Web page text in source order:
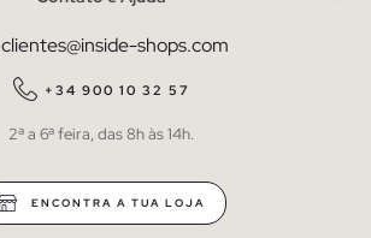
clientes@inside-shops.com
+34 900 10 32 57
2ª a 6ª feira, das 8h às 14h.
ENCONTRA A TUA LOJA